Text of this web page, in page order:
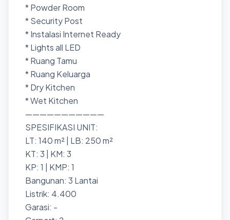
* Powder Room
* Security Post
* Instalasi Internet Ready
* Lights all LED
* Ruang Tamu
* Ruang Keluarga
* Dry Kitchen
* Wet Kitchen
———————————
SPESIFIKASI UNIT:
LT: 140 m² | LB: 250 m²
KT: 3 | KM: 3
KP: 1 | KMP: 1
Bangunan: 3 Lantai
Listrik: 4.400
Garasi: -